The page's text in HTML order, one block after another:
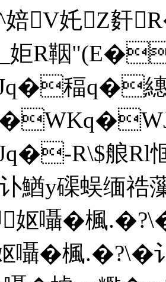
奼Z姧
_姖R鞇
稫q�繐
R\$艆Rl恇
鰌y磲蜈缅祰
妪囁�楓
囁�楓